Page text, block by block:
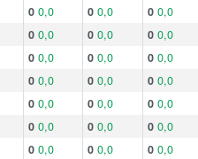
0 0,0 0 0,0 0 0,0
0 0,0 0 0,0 0 0,0
0 0,0 0 0,0 0 0,0
0 0,0 0 0,0 0 0,0
0 0,0 0 0,0 0 0,0
0 0,0 0 0,0 0 0,0
0 0,0 0 0,0 0 0,0